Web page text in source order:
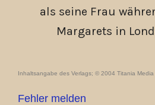
als seine Frau
Margarets in
Inhaltsangabe des Verlags; © 2004 Titania Media
Fehler melden